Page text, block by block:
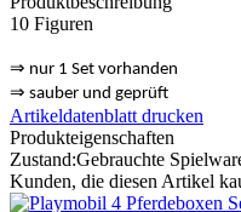
10 Figuren
⇒ nur 1 Set vorhanden
⇒ sauber und geprüft
Artikeldatenblatt drucken
Produkteigenschaften
Zustand:Gebrauchte
Kunden, die diesen Artikel